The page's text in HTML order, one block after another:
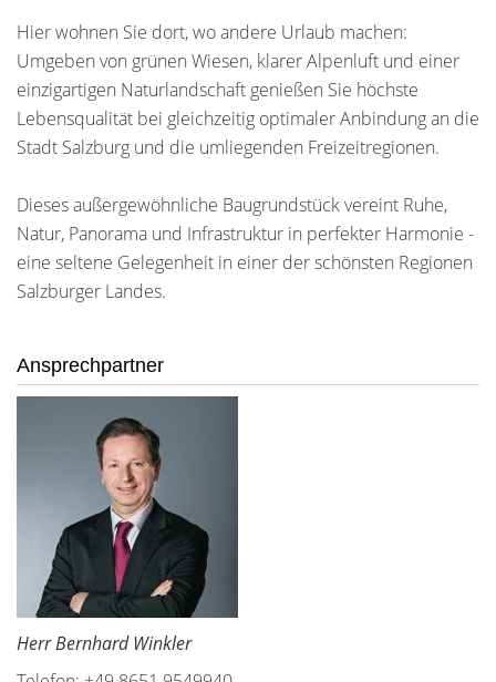
Hier wohnen Sie dort, wo andere Urlaub machen:
Umgeben von grünen Wiesen, klarer Alpenluft und einer
einzigartigen Naturlandschaft genießen Sie höchste
Lebensqualität bei gleichzeitig optimaler Anbindung an die
Stadt Salzburg und die umliegenden Freizeitregionen.
Dieses außergewöhnliche Baugrundstück vereint Ruhe,
Natur, Panorama und Infrastruktur in perfekter Harmonie -
eine seltene Gelegenheit in einer der schönsten Regionen
Salzburger Landes.
Ansprechpartner
Herr Bernhard Winkler